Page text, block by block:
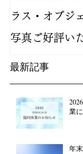
ラス・オブ
写真ご好評い
最新記事
業
年